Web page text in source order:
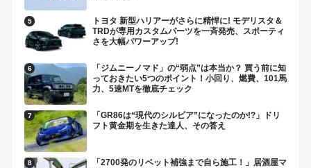
トヨタ 新型ハリアーがさらに精悍に! モデリスタ＆
TRDが専用カスタムパーツを一斉発売、スポーティ
さを大幅パワーアップ!
「ジムニーノマド」の“弱点”は本当か？ 買う前に知
っておきたい5つのポイント！小回り、燃費、101馬
力、5速MTを徹底チェック
「GR86は“現代のシルビア”になったのか!?」ドリ
フト黄金期を生きた達人、その答え
「2700発のリベット補強まで自ら施工！」居酒屋マ